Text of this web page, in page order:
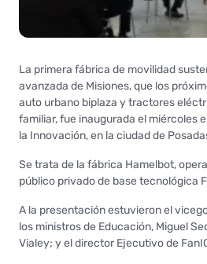
La primera fábrica de movilidad
avanzada de Misiones, que los
auto urbano biplaza y tractores
familiar, fue inaugurada el miércoles
la Innovación, en la ciudad de
Se trata de la fábrica Hamelbot,
público privado de base tecnológica
A la presentación estuvieron el
los ministros de Educación, Miguel
Vialey; y el director Ejecutivo de